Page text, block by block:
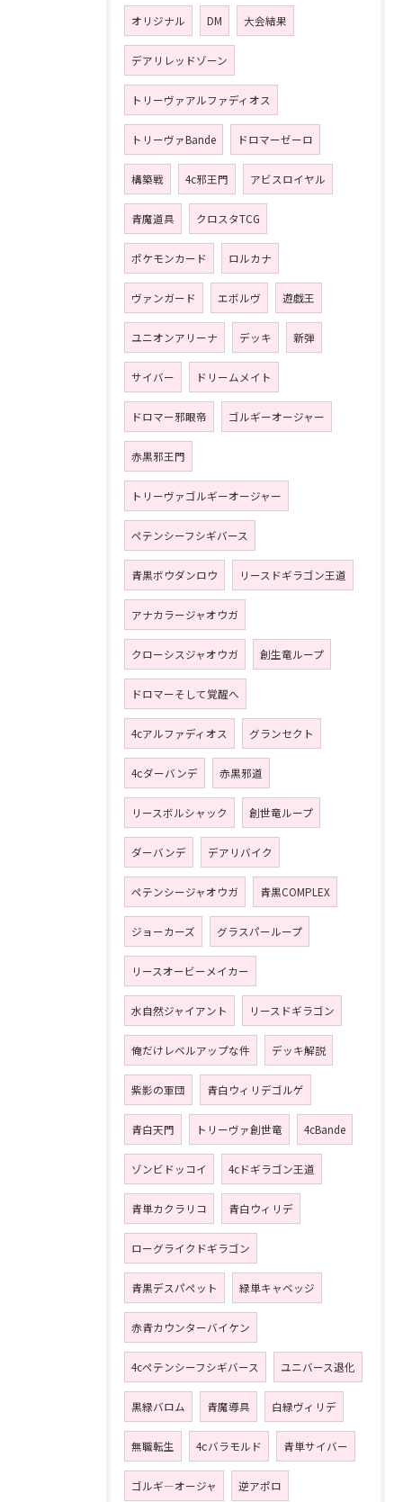
オリジナル DM 大会結果
デアリレッドゾーン
トリーヴァアルファディオス
トリーヴァBande ドロマーゼーロ
構築戦 4c邪王門 アビスロイヤル
青魔道具 クロスタTCG
ポケモンカード ロルカナ
ヴァンガード エボルヴ 遊戯王
ユニオンアリーナ デッキ 新弾
サイバー ドリームメイト
ドロマー邪眼帝 ゴルギーオージャー
赤黒邪王門
トリーヴァゴルギーオージャー
ペテンシーフシギバース
青黒ボウダンロウ リースドギラゴン王道
アナカラージャオウガ
クローシスジャオウガ 創生竜ループ
ドロマーそして覚醒へ
4cアルファディオス グランセクト
4ⅽダーバンデ 赤黒邪道
リースボルシャック 創世竜ループ
ダーバンデ デアリバイク
ペテンシージャオウガ 青黒COMPLEX
ジョーカーズ グラスパーループ
リースオービーメイカー
水自然ジャイアント リースドギラゴン
俺だけレベルアップな件 デッキ解説
紫影の軍団 青白ウィリデゴルゲ
青白天門 トリーヴァ創世竜 4cBande
ゾンビドッコイ 4cドギラゴン王道
青単カクラリコ 青白ウィリデ
ローグライクドギラゴン
青黒デスパペット 緑単キャベッジ
赤青カウンターバイケン
4cペテンシーフシギバース ユニバース退化
黒緑バロム 青魔導具 白緑ヴィリデ
無職転生 4ⅽバラモルド 青単サイバー
ゴルギ―オージャ 逆アポロ